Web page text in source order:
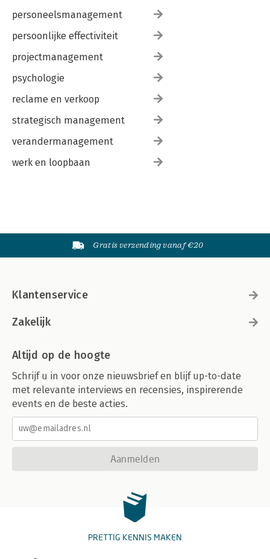
personeelsmanagement
persoonlijke effectiviteit
projectmanagement
psychologie
reclame en verkoop
strategisch management
verandermanagement
werk en loopbaan
Gratis verzending vanaf €20
Klantenservice
Zakelijk
Altijd op de hoogte
Schrijf u in voor onze nieuwsbrief en blijf up-to-date
met relevante interviews en recensies, inspirerende
events en de beste acties.
Aanmelden
PRETTIG KENNIS MAKEN